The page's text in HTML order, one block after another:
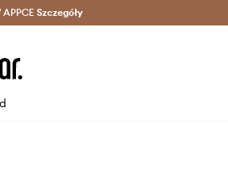
nawet w 24h >
APPCE Szczegóły